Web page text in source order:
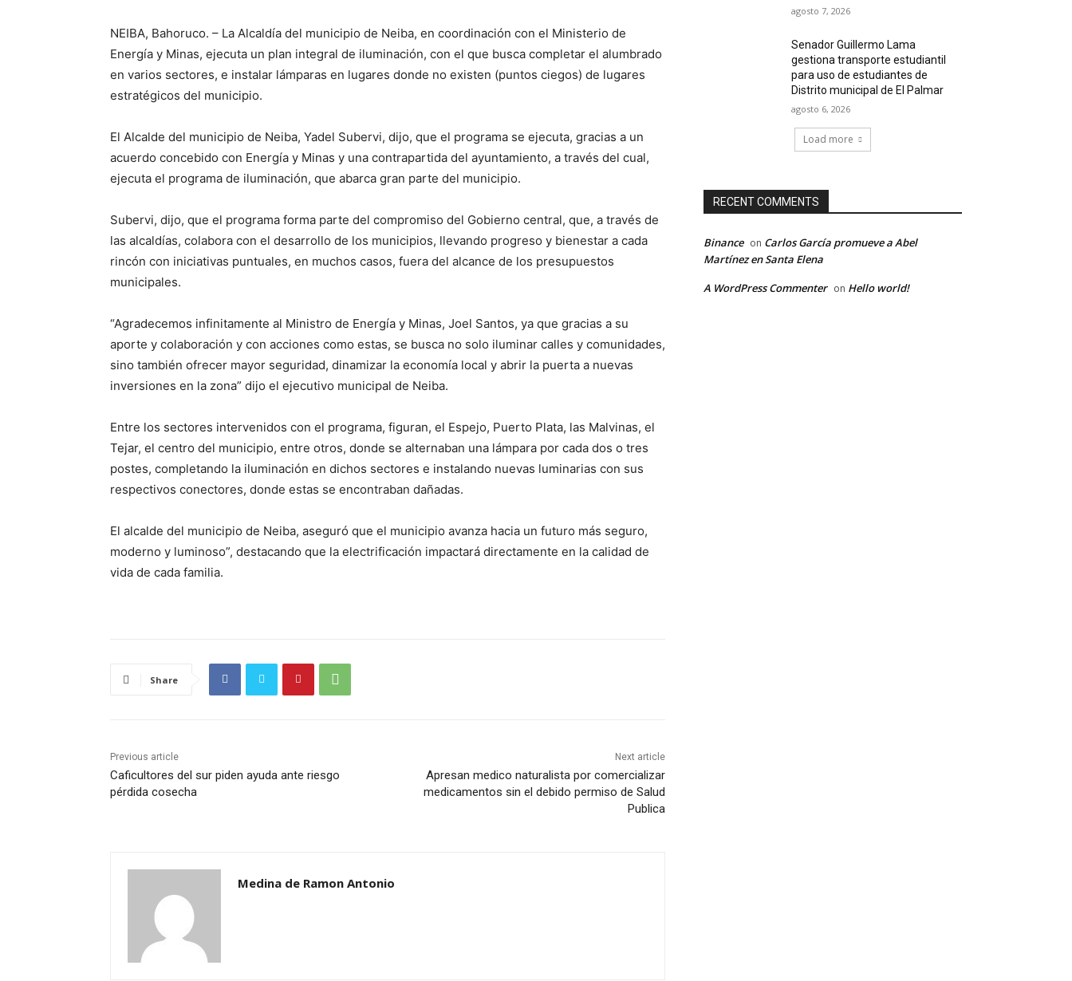
NEIBA, Bahoruco. – La Alcaldía del municipio de Neiba, en coordinación con el Ministerio de
Energía y Minas, ejecuta un plan integral de iluminación, con el que busca completar el alumbrado
en varios sectores, e instalar lámparas en lugares donde no existen (puntos ciegos) de lugares
estratégicos del municipio.
El Alcalde del municipio de Neiba, Yadel Subervi, dijo, que el programa se ejecuta, gracias a un
acuerdo concebido con Energía y Minas y una contrapartida del ayuntamiento, a través del cual,
ejecuta el programa de iluminación, que abarca gran parte del municipio.
Subervi, dijo, que el programa forma parte del compromiso del Gobierno central, que, a través de
las alcaldías, colabora con el desarrollo de los municipios, llevando progreso y bienestar a cada
rincón con iniciativas puntuales, en muchos casos, fuera del alcance de los presupuestos
municipales.
“Agradecemos infinitamente al Ministro de Energía y Minas, Joel Santos, ya que gracias a su
aporte y colaboración y con acciones como estas, se busca no solo iluminar calles y comunidades,
sino también ofrecer mayor seguridad, dinamizar la economía local y abrir la puerta a nuevas
inversiones en la zona” dijo el ejecutivo municipal de Neiba.
Entre los sectores intervenidos con el programa, figuran, el Espejo, Puerto Plata, las Malvinas, el
Tejar, el centro del municipio, entre otros, donde se alternaban una lámpara por cada dos o tres
postes, completando la iluminación en dichos sectores e instalando nuevas luminarias con sus
respectivos conectores, donde estas se encontraban dañadas.
El alcalde del municipio de Neiba, aseguró que el municipio avanza hacia un futuro más seguro,
moderno y luminoso”, destacando que la electrificación impactará directamente en la calidad de
vida de cada familia.
Share
Previous article
Caficultores del sur piden ayuda ante riesgo
pérdida cosecha
Next article
Apresan medico naturalista por comercializar
medicamentos sin el debido permiso de Salud
Publica
Medina de Ramon Antonio
agosto 7, 2026
Senador Guillermo Lama
gestiona transporte estudiantil
para uso de estudiantes de
Distrito municipal de El Palmar
agosto 6, 2026
Load more
RECENT COMMENTS
Binance on Carlos García promueve a Abel
Martínez en Santa Elena
A WordPress Commenter on Hello world!